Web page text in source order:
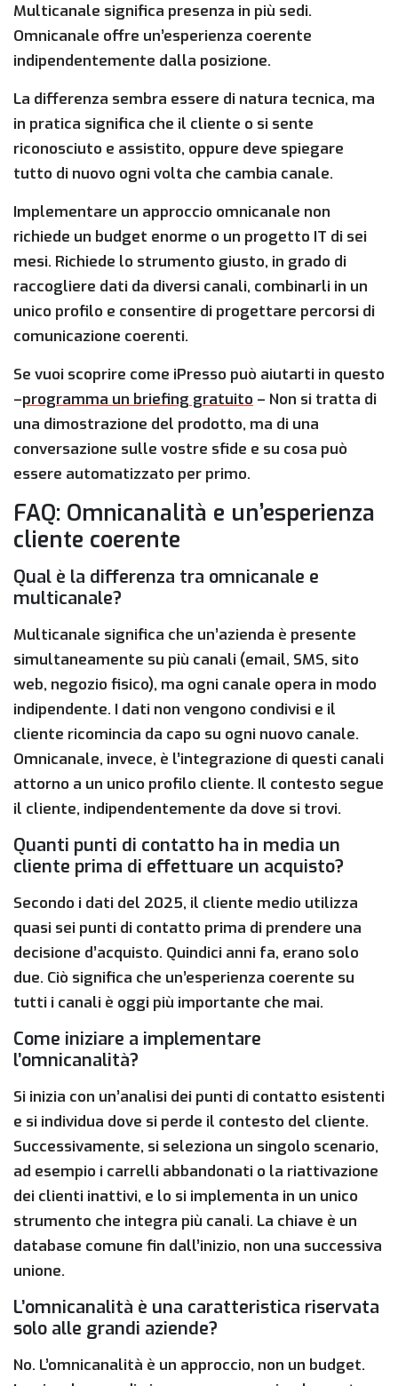
Multicanale significa presenza in più sedi.
Omnicanale offre un’esperienza coerente
indipendentemente dalla posizione.
La differenza sembra essere di natura tecnica, ma
in pratica significa che il cliente o si sente
riconosciuto e assistito, oppure deve spiegare
tutto di nuovo ogni volta che cambia canale.
Implementare un approccio omnicanale non
richiede un budget enorme o un progetto IT di sei
mesi. Richiede lo strumento giusto, in grado di
raccogliere dati da diversi canali, combinarli in un
unico profilo e consentire di progettare percorsi di
comunicazione coerenti.
Se vuoi scoprire come iPresso può aiutarti in questo
–programma un briefing gratuito – Non si tratta di
una dimostrazione del prodotto, ma di una
conversazione sulle vostre sfide e su cosa può
essere automatizzato per primo.
FAQ: Omnicanalità e un’esperienza
cliente coerente
Qual è la differenza tra omnicanale e
multicanale?
Multicanale significa che un’azienda è presente
simultaneamente su più canali (email, SMS, sito
web, negozio fisico), ma ogni canale opera in modo
indipendente. I dati non vengono condivisi e il
cliente ricomincia da capo su ogni nuovo canale.
Omnicanale, invece, è l’integrazione di questi canali
attorno a un unico profilo cliente. Il contesto segue
il cliente, indipendentemente da dove si trovi.
Quanti punti di contatto ha in media un
cliente prima di effettuare un acquisto?
Secondo i dati del 2025, il cliente medio utilizza
quasi sei punti di contatto prima di prendere una
decisione d’acquisto. Quindici anni fa, erano solo
due. Ciò significa che un’esperienza coerente su
tutti i canali è oggi più importante che mai.
Come iniziare a implementare
l’omnicanalità?
Si inizia con un’analisi dei punti di contatto esistenti
e si individua dove si perde il contesto del cliente.
Successivamente, si seleziona un singolo scenario,
ad esempio i carrelli abbandonati o la riattivazione
dei clienti inattivi, e lo si implementa in un unico
strumento che integra più canali. La chiave è un
database comune fin dall’inizio, non una successiva
unione.
L’omnicanalità è una caratteristica riservata
solo alle grandi aziende?
No. L’omnicanalità è un approccio, non un budget.